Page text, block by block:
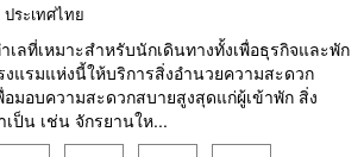
ประเทศไทย
เลที่เหมาะสำหรับนักเดินทางทั้งเพื่อธุรกิจและพัก
แรมแห่งนี้ให้บริการสิ่งอำนวยความสะดวก
มอบความสะดวกสบายสูงสุดแก่ผู้เข้าพัก สิ่ง
ป็น เช่น จักรยานให...